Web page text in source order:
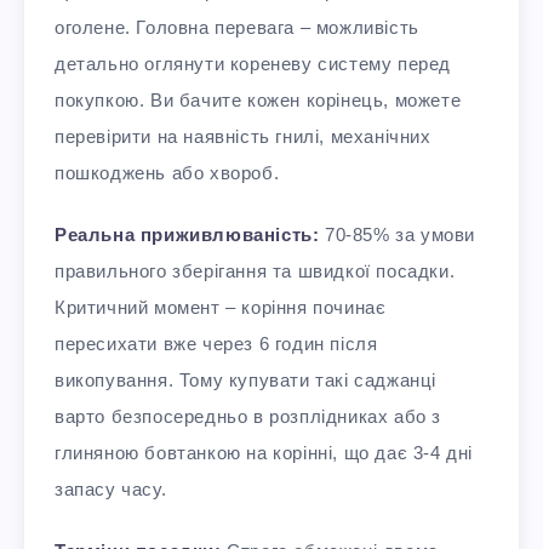
оголене. Головна перевага – можливість
детально оглянути кореневу систему перед
покупкою. Ви бачите кожен корінець, можете
перевірити на наявність гнилі, механічних
пошкоджень або хвороб.​
Реальна приживлюваність: 70-85% за умови
правильного зберігання та швидкої посадки.
Критичний момент – коріння починає
пересихати вже через 6 годин після
викопування. Тому купувати такі саджанці
варто безпосередньо в розплідниках або з
глиняною бовтанкою на корінні, що дає 3-4 дні
запасу часу.​